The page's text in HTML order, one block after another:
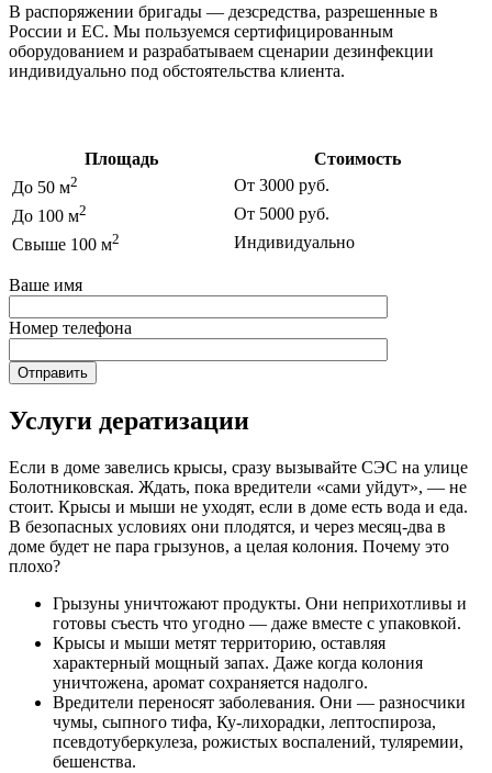
В распоряжении бригады — дезсредства, разрешенные в
России и ЕС. Мы пользуемся сертифицированным
оборудованием и разрабатываем сценарии дезинфекции
индивидуально под обстоятельства клиента.
Площадь
Стоимость
До 50 м2
От 3000 руб.
До 100 м2
От 5000 руб.
Свыше 100 м2 Индивидуально
Ваше имя
Номер телефона
Услуги дератизации
Если в доме завелись крысы, сразу вызывайте СЭС на улице
Болотниковская. Ждать, пока вредители «сами уйдут», — не
стоит. Крысы и мыши не уходят, если в доме есть вода и еда.
В безопасных условиях они плодятся, и через месяц-два в
доме будет не пара грызунов, а целая колония. Почему это
плохо?
Грызуны уничтожают продукты. Они неприхотливы и
готовы съесть что угодно — даже вместе с упаковкой.
Крысы и мыши метят территорию, оставляя
характерный мощный запах. Даже когда колония
уничтожена, аромат сохраняется надолго.
Вредители переносят заболевания. Они — разносчики
чумы, сыпного тифа, Ку-лихорадки, лептоспироза,
псевдотуберкулеза, рожистых воспалений, туляремии,
бешенства.